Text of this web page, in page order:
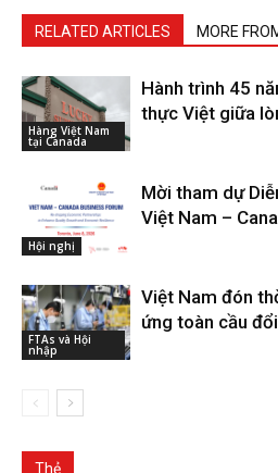
RELATED ARTICLES MORE
Hàng Việt Nam
tại Canada
Hành trình 45
thực Việt giữa
Hội nghị
Mời tham dự
Việt Nam –
FTAs và Hội
nhập
Việt Nam đón
ứng toàn cầu
Thẻ